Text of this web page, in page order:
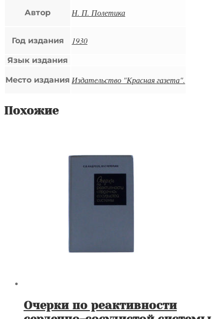
Автор Н. П. Полетика
Год издания 1930
Язык издания
Место издания Издательство "Красная газета".
Похожие
Очерки по реактивности